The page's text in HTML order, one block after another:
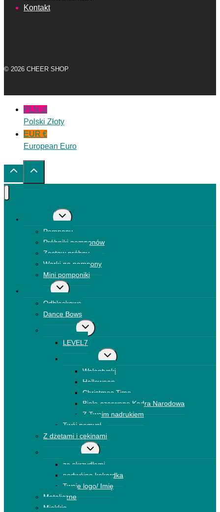
Kontakt
© 2026 CHEER SHOP
PLN zł
Polski Złoty
EUR €
European Euro
Przełącz
menu
Pompony
Próbniki pomponów
Zestaw próbny
Worki na pompony
Mini pomponiki
Przełącz
Odblaskowe
Dance Bows
Przełącz
menu
podrzędne
LEVEL7
Przełącz
menu
podrzędne
Walentynki
Halloween
Christmas Time
Biało-czerwone Kadra Narodowa
Z Twoim nadrukiem
Twój pomysł
Z dżetami i cekinami
Przełącz
menu
ze skrzydłami
podwójna kokardka
Twoje logo/ Imię
Metaliczne
Miękkie